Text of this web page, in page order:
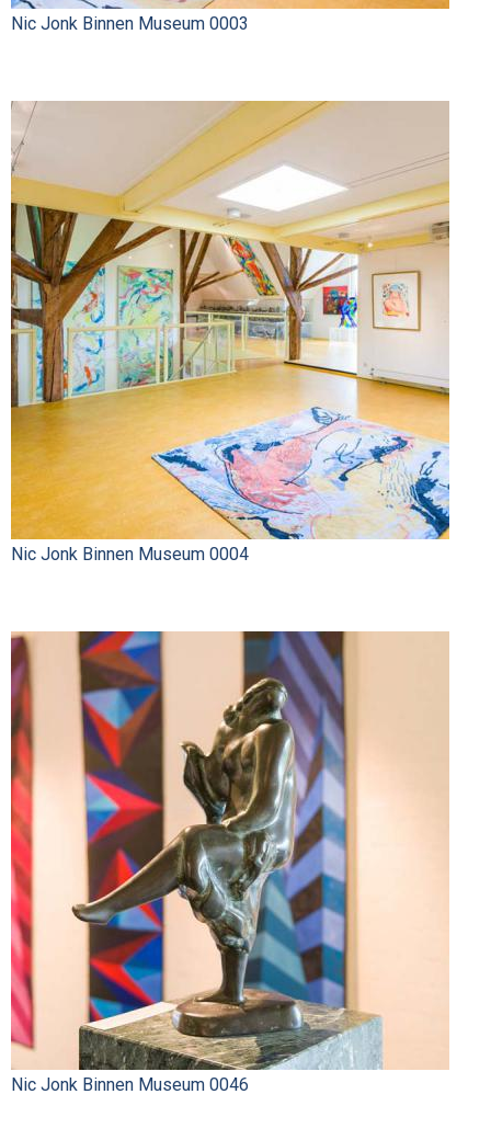
Nic Jonk Binnen Museum 0003
Nic Jonk Binnen Museum 0004
Nic Jonk Binnen Museum 0046